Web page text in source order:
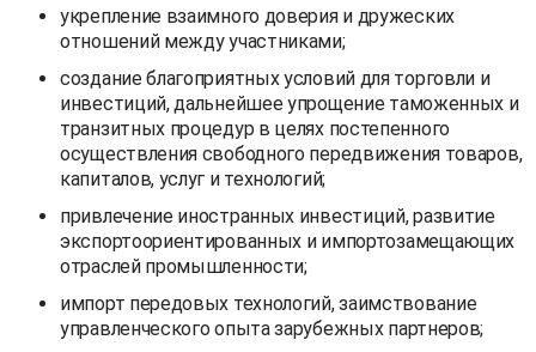
укрепление взаимного доверия и дружеских
отношений между участниками;
создание благоприятных условий для торговли и
инвестиций, дальнейшее упрощение таможенных и
транзитных процедур в целях постепенного
осуществления свободного передвижения товаров,
капиталов, услуг и технологий;
привлечение иностранных инвестиций, развитие
экспортоориентированных и импортозамещающих
отраслей промышленности;
импорт передовых технологий, заимствование
управленческого опыта зарубежных партнеров;